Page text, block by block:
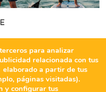
para analizar
relacionada con tus
a partir de tus
páginas visitadas).
y configurar tus